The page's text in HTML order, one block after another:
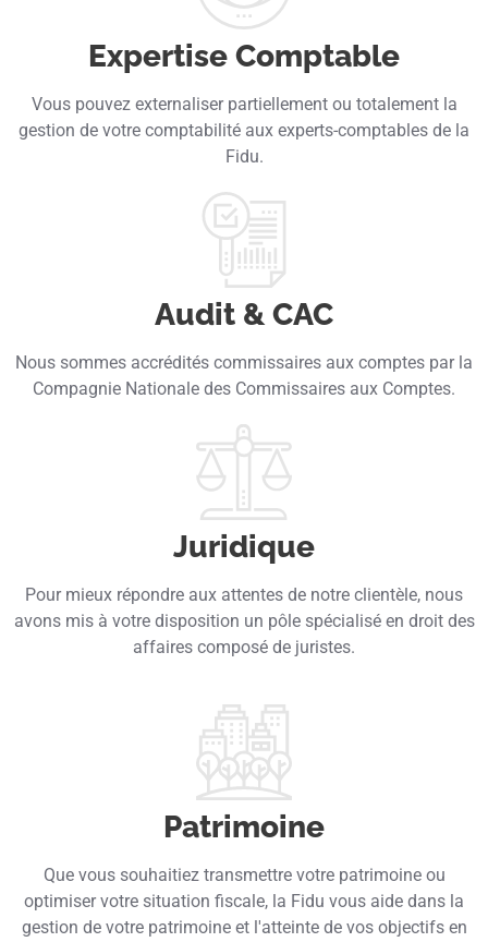
Expertise Comptable
Vous pouvez externaliser partiellement ou totalement la
gestion de votre comptabilité aux experts-comptables de la
Fidu.
Audit & CAC
Nous sommes accrédités commissaires aux comptes par la
Compagnie Nationale des Commissaires aux Comptes.
Juridique
Pour mieux répondre aux attentes de notre clientèle, nous
avons mis à votre disposition un pôle spécialisé en droit des
affaires composé de juristes.
Patrimoine
Que vous souhaitiez transmettre votre patrimoine ou
optimiser votre situation fiscale, la Fidu vous aide dans la
gestion de votre patrimoine et l'atteinte de vos objectifs en